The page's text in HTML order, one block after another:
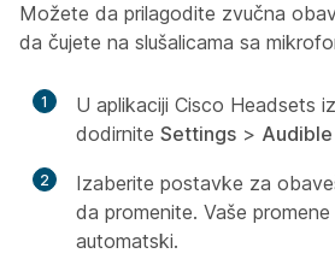
Možete da prilagodite zvučna
da čujete na slušalicama sa
1
U aplikaciji Cisco Headsets
dodirnite Settings >
2
Izaberite postavke za
da promenite. Vaše promene
automatski.